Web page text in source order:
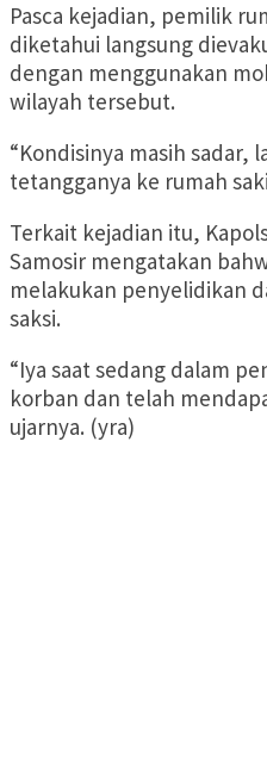
Pasca kejadian, pemilik
diketahui langsung
dengan menggunakan
wilayah tersebut.
“Kondisinya masih sadar,
tetangganya ke rumah
Terkait kejadian itu,
Samosir mengatakan
melakukan penyelidikan
saksi.
“Iya saat sedang dalam
korban dan telah
ujarnya. (yra)